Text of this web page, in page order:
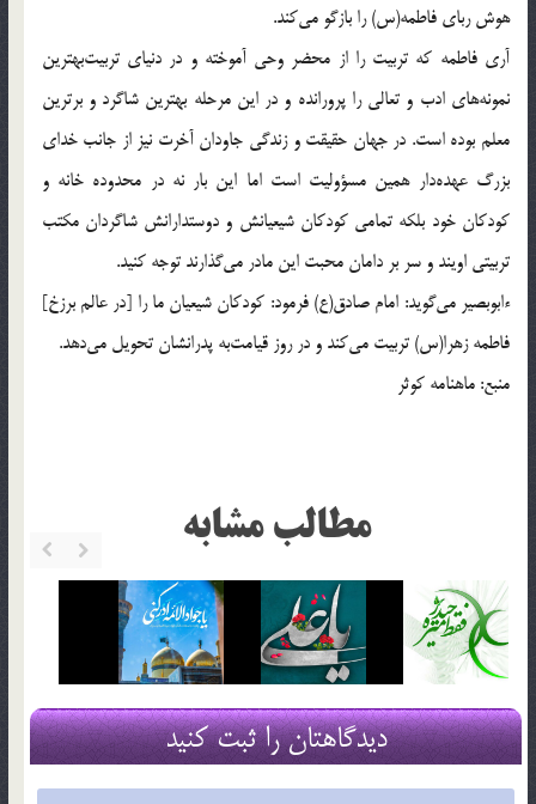
هوش رباى فاطمه(س) را بازگو مى‌كند.
آرى فاطمه كه تربيت را از محضر وحى آموخته و در دنياى تربيت‌بهترين
نمونه‌هاى ادب و تعالى را پرورانده و در اين مرحله بهترين شاگرد و برترين
معلم بوده است. در جهان حقيقت و زندگى جاودان آخرت نيز از جانب خداى
بزرگ عهده‌دار همين مسؤوليت است اما اين بار نه در محدوده خانه و
كودكان خود بلكه تمامى كودكان شيعيانش و دوستدارانش شاگردان مكتب
تربيتى اويند و سر بر دامان محبت اين مادر مى‌گذارند توجه كنيد.
ءابوبصير مى‌گويد: امام صادق(ع) فرمود: كودكان شيعيان ما را [در عالم برزخ]
فاطمه زهرا(س) تربيت مى‌كند و در روز قيامت‌به پدرانشان تحويل مى‌دهد.
منبع: ماهنامه كوثر
مطالب مشابه
دیدگاهتان را ثبت کنید